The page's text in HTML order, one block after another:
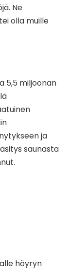
Ne
olla muille
5,5 miljoonan
ja
saunasta
höyryn